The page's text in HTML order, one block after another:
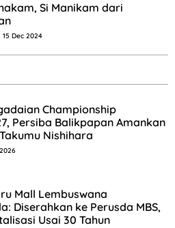
Si Manikam dari
15 Dec 2024
Championship
Persiba Balikpapan Amankan
Nishihara
Mall Lembuswana
Diserahkan ke Perusda MBS,
Usai 30 Tahun